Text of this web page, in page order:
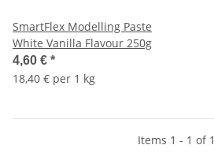
SmartFlex Modelling Paste
White Vanilla Flavour 250g
4,60 € *
18,40 € per 1 kg
Items 1 - 1 of 1